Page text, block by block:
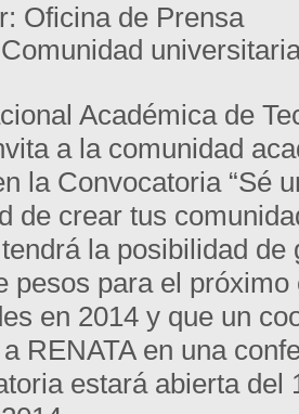
Oficina de Prensa
Académica de
a la comunidad
la Convocatoria “Sé
de crear tus
la posibilidad de
pesos para el
en 2014 y que un
RENATA en una
estará abierta del